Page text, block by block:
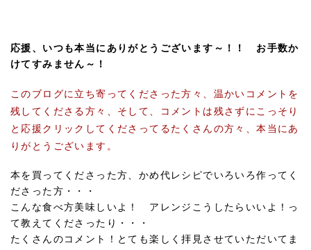
応援、いつも本当にありがとうございます～！！ お手数か
けてすみません～！
このブログに立ち寄ってくださった方々、温かいコメントを
残してくださる方々、そして、コメントは残さずにこっそり
と応援クリックしてくださってるたくさんの方々、本当にあ
りがとうございます。
本を買ってくださった方、かめ代レシピでいろいろ作ってく
ださった方・・・
こんな食べ方美味しいよ！ アレンジこうしたらいいよ！っ
て教えてくださったり・・・
たくさんのコメント！とても楽しく拝見させていただいてま